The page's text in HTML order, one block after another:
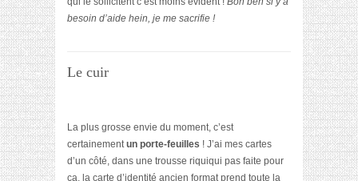
besoin d’aide hein, je me sacrifie !
Le cuir
La plus grosse envie du moment, c’est
certainementun porte-feuilles ! J’ai mes cartes
d’un côté, dans une trousse riquiqui pas faite pour
ça, la carte d’identité ancien format prend toute la